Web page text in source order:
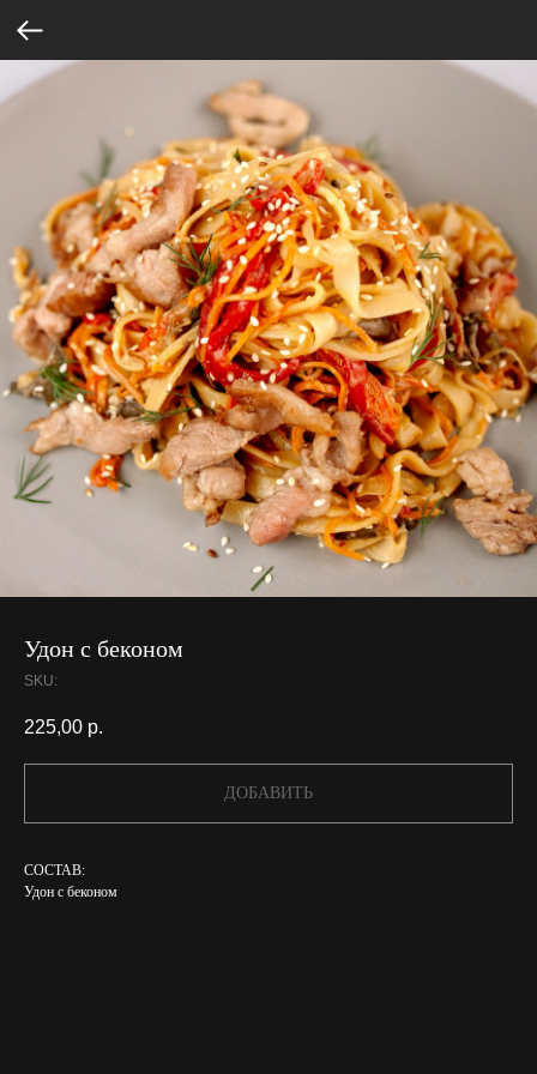
Удон с беконом
SKU:
225,00 р.
ДОБАВИТЬ
СОСТАВ:
Удон с беконом